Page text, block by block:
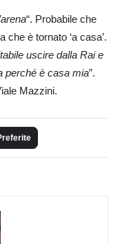
“. Probabile che
è tornato ‘a casa’.
uscire dalla Rai e
perché è casa mia”.
Mazzini.